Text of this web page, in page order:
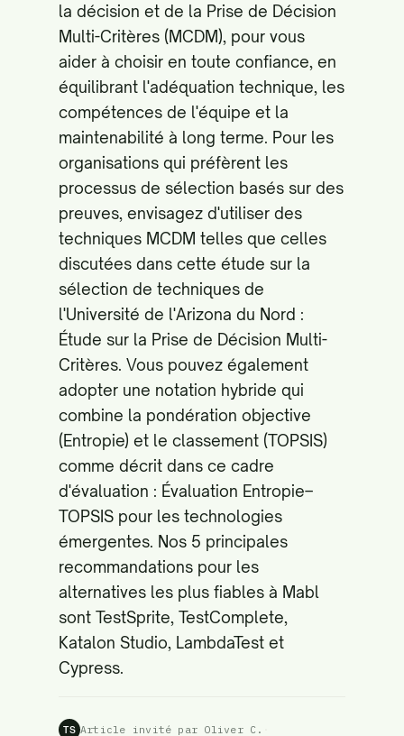
la décision et de la Prise de Décision
Multi-Critères (MCDM), pour vous
aider à choisir en toute confiance, en
équilibrant l'adéquation technique, les
compétences de l'équipe et la
maintenabilité à long terme. Pour les
organisations qui préfèrent les
processus de sélection basés sur des
preuves, envisagez d'utiliser des
techniques MCDM telles que celles
discutées dans cette étude sur la
sélection de techniques de
l'Université de l'Arizona du Nord :
Étude sur la Prise de Décision Multi-
Critères. Vous pouvez également
adopter une notation hybride qui
combine la pondération objective
(Entropie) et le classement (TOPSIS)
comme décrit dans ce cadre
d'évaluation : Évaluation Entropie–
TOPSIS pour les technologies
émergentes. Nos 5 principales
recommandations pour les
alternatives les plus fiables à Mabl
sont TestSprite, TestComplete,
Katalon Studio, LambdaTest et
Cypress.
TS Article invité par Oliver C.